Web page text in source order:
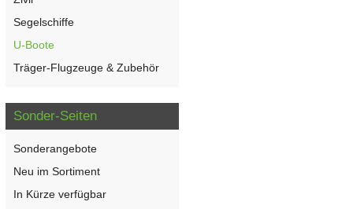
Segelschiffe
U-Boote
Träger-Flugzeuge & Zubehör
Sonder-Seiten
Sonderangebote
Neu im Sortiment
In Kürze verfügbar